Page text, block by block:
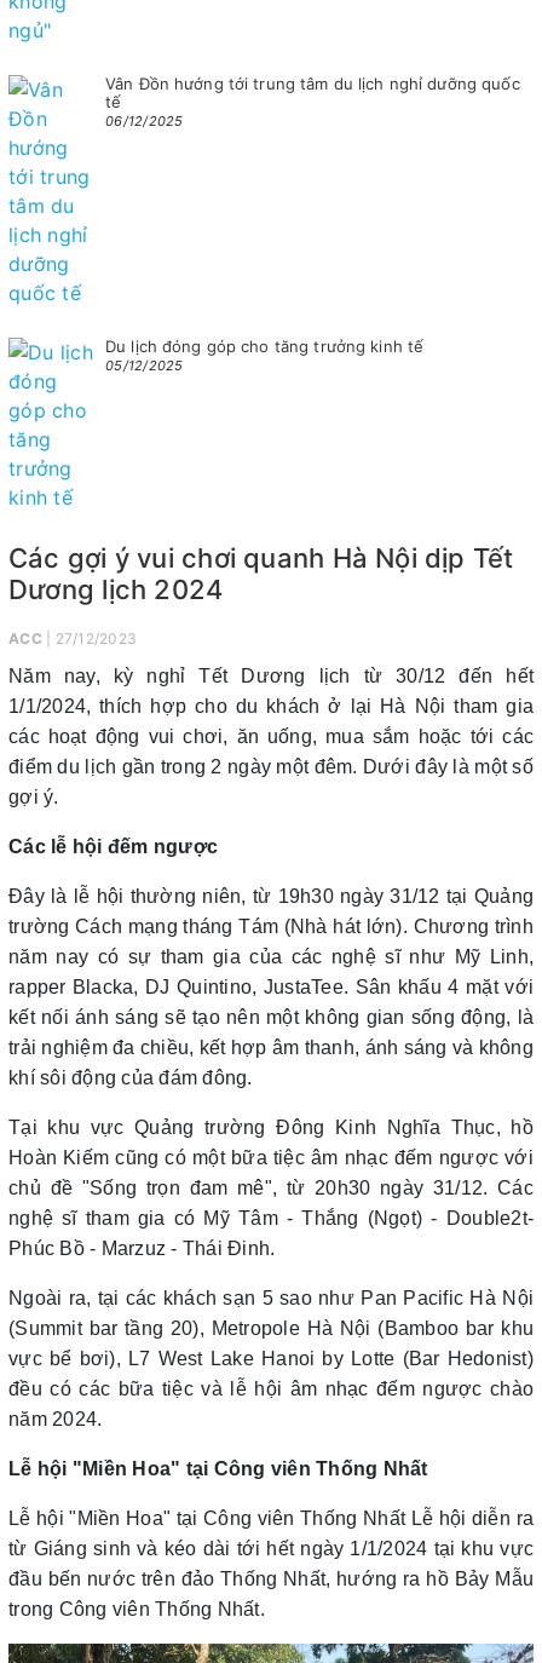
Vân Đồn hướng tới trung tâm du lịch nghỉ dưỡng quốc
tế
06/12/2025
Du lịch đóng góp cho tăng trưởng kinh tế
05/12/2025
Các gợi ý vui chơi quanh Hà Nội dịp Tết
Dương lịch 2024
ACC | 27/12/2023
Năm nay, kỳ nghỉ Tết Dương lịch từ 30/12 đến hết
1/1/2024, thích hợp cho du khách ở lại Hà Nội tham gia
các hoạt động vui chơi, ăn uống, mua sắm hoặc tới các
điểm du lịch gần trong 2 ngày một đêm. Dưới đây là một số
gợi ý.
Các lễ hội đếm ngược
Đây là lễ hội thường niên, từ 19h30 ngày 31/12 tại Quảng
trường Cách mạng tháng Tám (Nhà hát lớn). Chương trình
năm nay có sự tham gia của các nghệ sĩ như Mỹ Linh,
rapper Blacka, DJ Quintino, JustaTee. Sân khấu 4 mặt với
kết nối ánh sáng sẽ tạo nên một không gian sống động, là
trải nghiệm đa chiều, kết hợp âm thanh, ánh sáng và không
khí sôi động của đám đông.
Tại khu vực Quảng trường Đông Kinh Nghĩa Thục, hồ
Hoàn Kiếm cũng có một bữa tiệc âm nhạc đếm ngược với
chủ đề "Sống trọn đam mê", từ 20h30 ngày 31/12. Các
nghệ sĩ tham gia có Mỹ Tâm - Thắng (Ngọt) - Double2t-
Phúc Bồ - Marzuz - Thái Đinh.
Ngoài ra, tại các khách sạn 5 sao như Pan Pacific Hà Nội
(Summit bar tầng 20), Metropole Hà Nội (Bamboo bar khu
vực bể bơi), L7 West Lake Hanoi by Lotte (Bar Hedonist)
đều có các bữa tiệc và lễ hội âm nhạc đếm ngược chào
năm 2024.
Lễ hội "Miền Hoa" tại Công viên Thống Nhất
Lễ hội "Miền Hoa" tại Công viên Thống Nhất Lễ hội diễn ra
từ Giáng sinh và kéo dài tới hết ngày 1/1/2024 tại khu vực
đầu bến nước trên đảo Thống Nhất, hướng ra hồ Bảy Mẫu
trong Công viên Thống Nhất.